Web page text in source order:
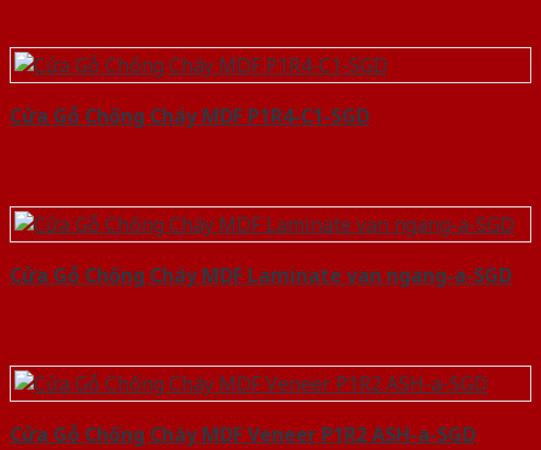
Cửa Gỗ Chống Cháy MDF P1R4-C1-SGD
Cửa Gỗ Chống Cháy MDF Laminate van ngang-a-SGD
Cửa Gỗ Chống Cháy MDF Veneer P1R2 ASH-a-SGD